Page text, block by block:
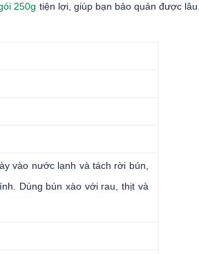
250g tiện lợi, giúp bạn bảo quản được lâu.
vào nước lạnh và tách rời bún,
Dùng bún xào với rau, thịt và